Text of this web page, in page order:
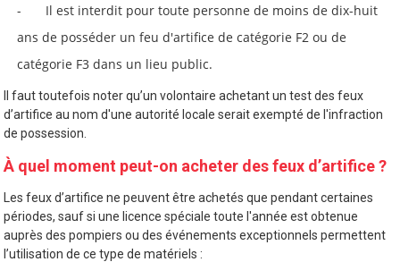
Il est interdit pour toute personne de moins de dix-huit
ans de posséder un feu d'artifice de catégorie F2 ou de
catégorie F3 dans un lieu public.
Il faut toutefois noter qu’un volontaire achetant un test des feux
d’artifice au nom d'une autorité locale serait exempté de l'infraction
de possession.
À quel moment peut-on acheter des feux d’artifice ?
Les feux d’artifice ne peuvent être achetés que pendant certaines
périodes, sauf si une licence spéciale toute l'année est obtenue
auprès des pompiers ou des événements exceptionnels permettent
l’utilisation de ce type de matériels :